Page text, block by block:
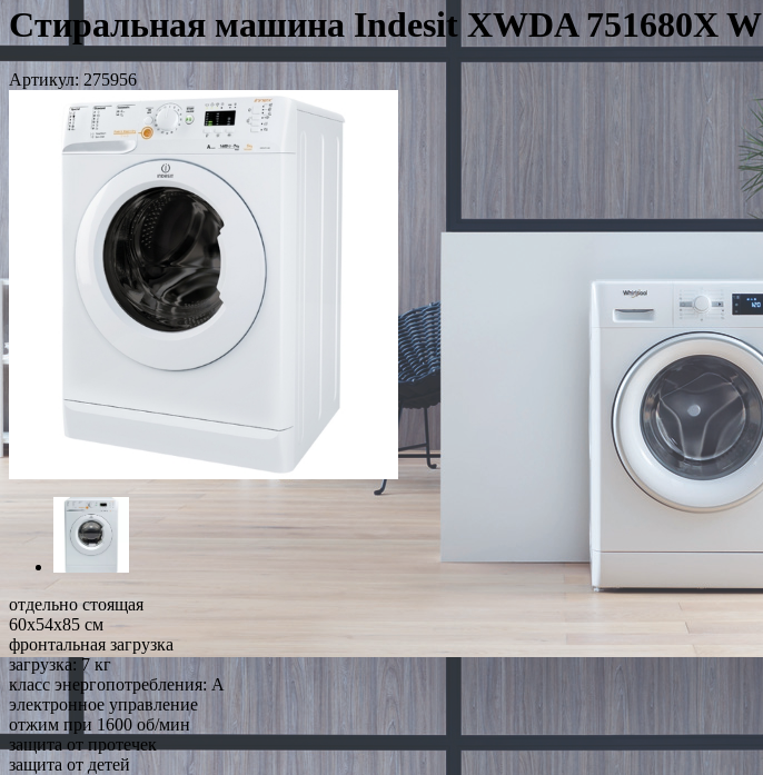
Стиральная машина Indesit XWDA 751680X W
Артикул: 275956
отдельно стоящая
60x54x85 см
фронтальная загрузка
загрузка: 7 кг
класс энергопотребления: A
электронное управление
отжим при 1600 об/мин
защита от протечек
защита от детей